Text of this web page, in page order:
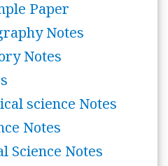
Paper
Notes
Notes
science Notes
Notes
Science Notes